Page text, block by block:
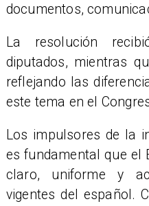
documentos,
La resolución
diputados, mientras
reflejando las
este tema en el
Los impulsores de la
es fundamental que el
claro, uniforme y
vigentes del español.